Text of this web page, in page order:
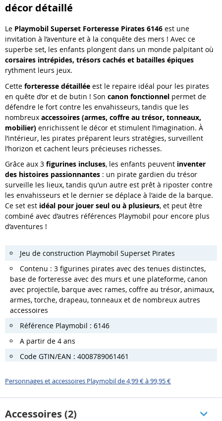
décor détaillé
Le Playmobil Superset Forteresse Pirates 6146 est une
invitation à l’aventure et à la conquête des mers ! Avec ce
superbe set, les enfants plongent dans un monde palpitant où
corsaires intrépides, trésors cachés et batailles épiques
rythment leurs jeux.
Cette forteresse détaillée est le repaire idéal pour les pirates
en quête d’or et de butin ! Son canon fonctionnel permet de
défendre le fort contre les envahisseurs, tandis que les
nombreux accessoires (armes, coffre au trésor, tonneaux,
mobilier) enrichissent le décor et stimulent l’imagination. À
l’intérieur, les pirates préparent leurs stratégies, surveillent
l’horizon et cachent leurs précieuses richesses.
Grâce aux 3 figurines incluses, les enfants peuvent inventer
des histoires passionnantes : un pirate gardien du trésor
surveille les lieux, tandis qu’un autre est prêt à riposter contre
les envahisseurs et le dernier se déplace à l'aide de la barque.
Ce set est idéal pour jouer seul ou à plusieurs, et peut être
combiné avec d’autres références Playmobil pour encore plus
d’aventures !
Jeu de construction Playmobil Superset Pirates
Contenu : 3 figurines pirates avec des tenues distinctes,
base de forteresse avec des murs et une plateforme, canon
avec projectile, barque avec rames, coffre au trésor, animaux,
armes, torche, drapeau, tonneaux et de nombreux autres
accessoires
Référence Playmobil : 6146
A partir de 4 ans
Code GTIN/EAN : 4008789061461
Personnages et accessoires Playmobil de 4,99 € à 99,95 €
Accessoires (2)